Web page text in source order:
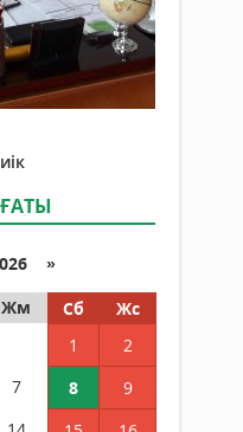
»
Жм Сб
Жс
1
2
7 8
9